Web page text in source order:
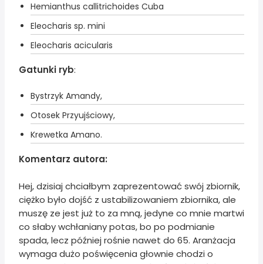
Hemianthus callitrichoides Cuba
Eleocharis sp. mini
Eleocharis acicularis
Gatunki ryb:
Bystrzyk Amandy,
Otosek Przyujściowy,
Krewetka Amano.
Komentarz autora:
Hej, dzisiaj chciałbym zaprezentować swój zbiornik,
ciężko było dojść z ustabilizowaniem zbiornika, ale
muszę ze jest już to za mną, jedyne co mnie martwi
co słaby wchłaniany potas, bo po podmianie
spada, lecz później rośnie nawet do 65. Aranżacja
wymaga dużo poświęcenia głownie chodzi o